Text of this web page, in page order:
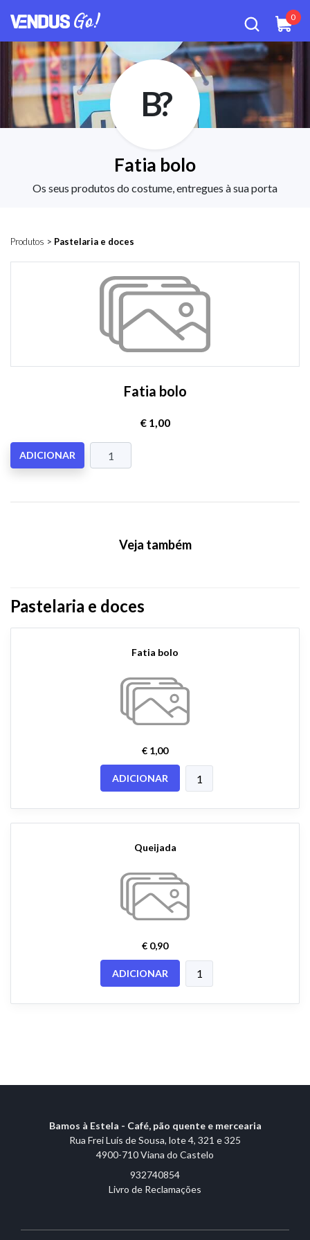
0
B?
Fatia bolo
Os seus produtos do costume, entregues à sua porta
Produtos > Pastelaria e doces
Fatia bolo
€ 1,00
ADICIONAR
Veja também
Pastelaria e doces
Fatia bolo
€ 1,00
ADICIONAR
Queijada
€ 0,90
ADICIONAR
Bamos à Estela - Café, pão quente e mercearia
Rua Frei Luís de Sousa, lote 4, 321 e 325
4900-710 Viana do Castelo
932740854
Livro de Reclamações